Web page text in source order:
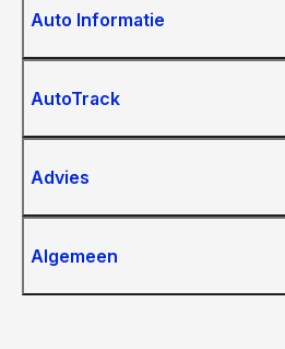
Auto Informatie
AutoTrack
Advies
Algemeen